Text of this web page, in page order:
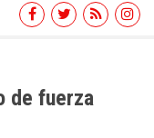
de fuerza